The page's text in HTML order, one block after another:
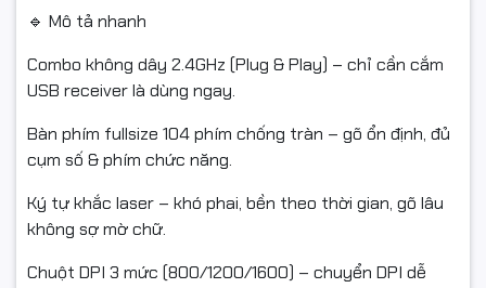
🔹 Mô tả nhanh
Combo không dây 2.4GHz (Plug & Play) – chỉ cần cắm
USB receiver là dùng ngay.
Bàn phím fullsize 104 phím chống tràn – gõ ổn định, đủ
cụm số & phím chức năng.
Ký tự khắc laser – khó phai, bền theo thời gian, gõ lâu
không sợ mờ chữ.
Chuột DPI 3 mức (800/1200/1600) – chuyển DPI dễ
Pin: Sử dụng pin AA
Công tắc: ON/OFF
Khác
Kết nối: Wireless 2.4GHz (qua USB receiver)